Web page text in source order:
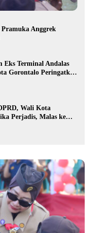
Anggrek
Eks Terminal Andalas
Gorontalo Peringatkan
Wali Kota
Perjadis, Malas ke